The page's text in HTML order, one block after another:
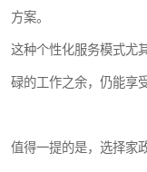
方案。
这种个性化服务模式尤
碌的工作之余，仍能享
值得一提的是，选择家